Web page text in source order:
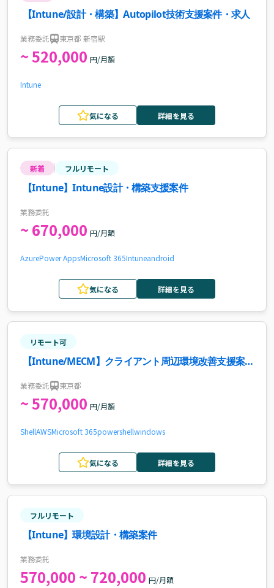
【Intune/設計・構築】Autopilot技術支援案件・求人
業務委託 東京都 新宿駅
~ 520,000 円/月額
Intune
気になる 詳細を見る
新着 フルリモート
【Intune】Intune設計・構築支援案件
業務委託
~ 670,000 円/月額
AzurePower AppsMicrosoft 365Intuneandroid
気になる 詳細を見る
リモート可
【Intune/MECM】クライアント周辺環境改善支援案
業務委託 東京都
~ 570,000 円/月額
ShellAWSMicrosoft 365powershellwindows
気になる 詳細を見る
フルリモート
【Intune】環境設計・構築案件
業務委託
570,000 ~ 720,000 円/月額